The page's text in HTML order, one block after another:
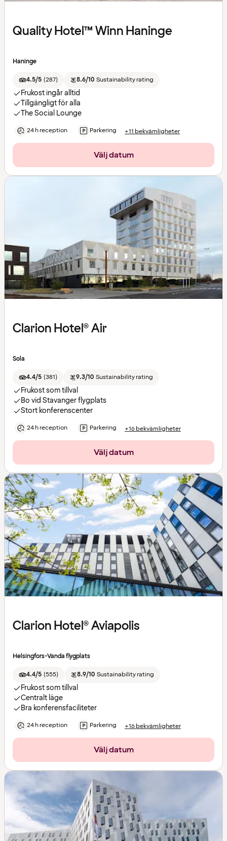
Quality Hotel™ Winn Haninge
Haninge
4.5/5 (287) 8.6/10 Sustainability rating
Frukost ingår alltid
Tillgängligt för alla
The Social Lounge
24 h reception Parkering +11 bekvämligheter
Välj datum
Clarion Hotel® Air
Sola
4.4/5 (381) 9.3/10 Sustainability rating
Frukost som tillval
Bo vid Stavanger flygplats
Stort konferenscenter
24 h reception Parkering +16 bekvämligheter
Välj datum
Clarion Hotel® Aviapolis
Helsingfors-Vanda flygplats
4.4/5 (555) 8.9/10 Sustainability rating
Frukost som tillval
Centralt läge
Bra konferensfaciliteter
24 h reception Parkering +16 bekvämligheter
Välj datum